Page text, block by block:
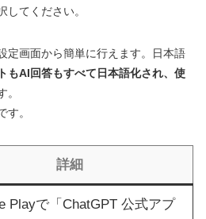
してください。
定画面から簡単に行えます。日本語
もAI回答もすべて日本語化され、使
。
す。
詳細
Playで「ChatGPT 公式アプ